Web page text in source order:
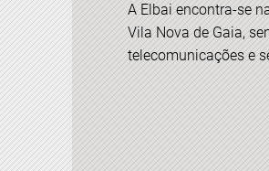
A Elbai encontra-se
Vila Nova de Gaia,
telecomunicações e